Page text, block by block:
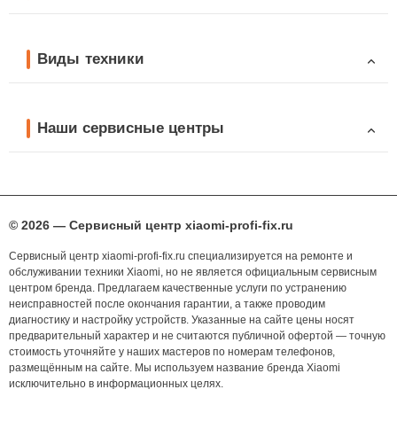
Виды техники
Наши сервисные центры
© 2026 — Сервисный центр xiaomi-profi-fix.ru
Сервисный центр xiaomi-profi-fix.ru специализируется на ремонте и
обслуживании техники Xiaomi, но не является официальным сервисным
центром бренда. Предлагаем качественные услуги по устранению
неисправностей после окончания гарантии, а также проводим
диагностику и настройку устройств. Указанные на сайте цены носят
предварительный характер и не считаются публичной офертой — точную
стоимость уточняйте у наших мастеров по номерам телефонов,
размещённым на сайте. Мы используем название бренда Xiaomi
исключительно в информационных целях.